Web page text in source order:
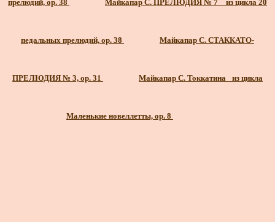
прелюдий, ор. 38 Майкапар С. ПРЕЛЮДИЯ № 7 _ из цикла 20
педальных прелюдий, ор. 38 Майкапар С. СТАККАТО-
ПРЕЛЮДИЯ № 3, ор. 31 Майкапар С. Токкатина _из цикла
Маленькие новеллетты, ор. 8